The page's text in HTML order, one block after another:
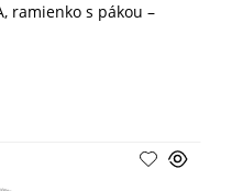
ramienko s pákou –